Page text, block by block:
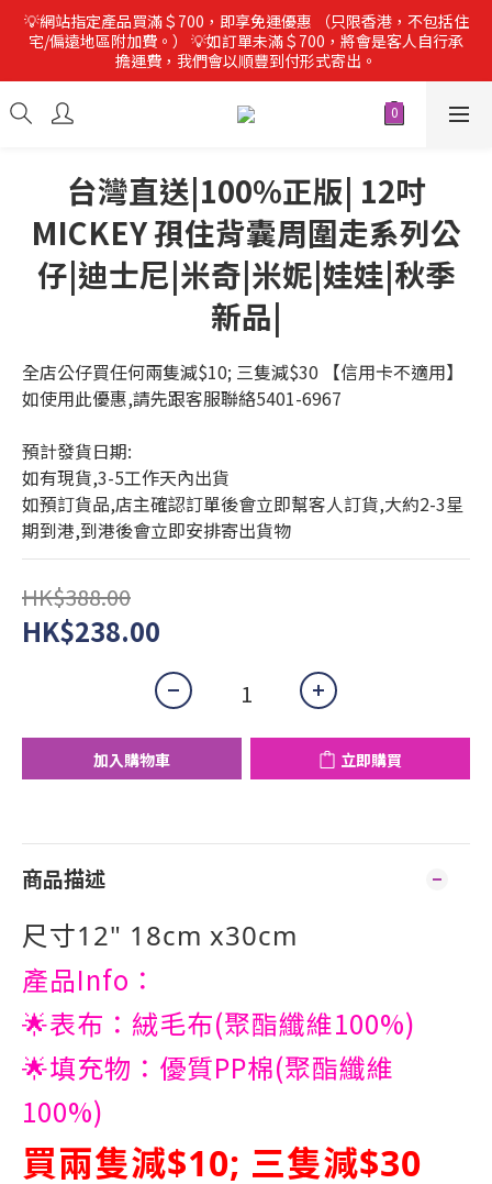
💡網站指定產品買滿＄700，即享免運優惠 （只限香港，不包括住
宅/偏遠地區附加費。） 💡如訂單未滿＄700，將會是客人自行承
擔運費，我們會以順豐到付形式寄出。
台灣直送|100%正版| 12吋
MICKEY 孭住背囊周圍走系列公
仔|迪士尼|米奇|米妮|娃娃|秋季
新品|
全店公仔買任何兩隻減$10; 三隻減$30 【信用卡不適用】
如使用此優惠,請先跟客服聯絡5401-6967
預計發貨日期:
如有現貨,3-5工作天內出貨
如預訂貨品,店主確認訂單後會立即幫客人訂貨,大約2-3星
期到港,到港後會立即安排寄出貨物
HK$388.00
HK$238.00
加入購物車 立即購買
商品描述
尺寸12" 18cm x30cm
產品Info：
🌟表布：絨毛布(聚酯纖維100%)
🌟填充物：優質PP棉(聚酯纖維
100%)
買兩隻減$10; 三隻減$30